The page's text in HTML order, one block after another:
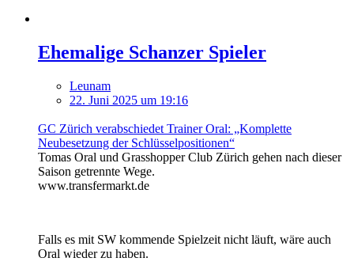
Ehemalige Schanzer Spieler
Leunam
22. Juni 2025 um 19:16
GC Zürich verabschiedet Trainer Oral: „Komplette
Neubesetzung der Schlüsselpositionen“
Tomas Oral und Grasshopper Club Zürich gehen nach dieser
Saison getrennte Wege.
www.transfermarkt.de
Falls es mit SW kommende Spielzeit nicht läuft, wäre auch
Oral wieder zu haben.